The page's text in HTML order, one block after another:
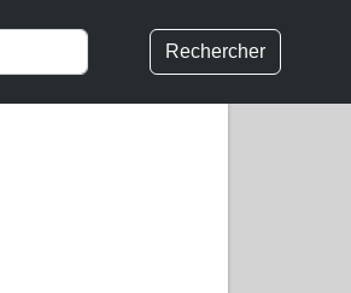
Rechercher